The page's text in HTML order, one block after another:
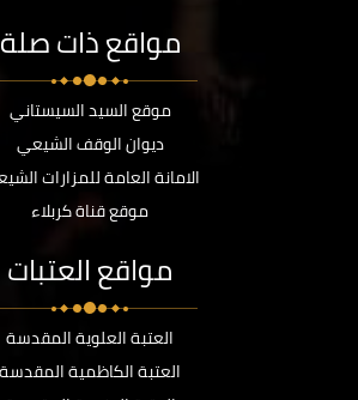
مواقع ذات صلة
موقع السيد السيستاني
ديوان الوقف الشيعي
الامانة العامة للمزارات
موقع قناة كربلاء
مواقع العتبات
العتبة العلوية المقدسة
العتبة الكاظمية المقدسة